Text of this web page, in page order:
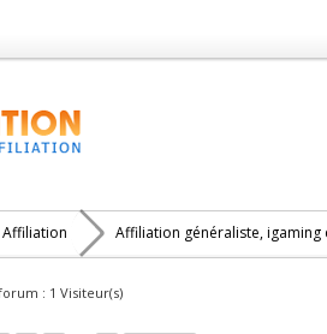
Affiliation généraliste, igaming
: 1 Visiteur(s)